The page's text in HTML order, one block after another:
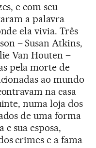
e com seu
a palavra
ela vivia. Três
– Susan Atkins,
Van Houten –
pela morte de
ao mundo
na casa
numa loja dos
de uma forma
sua esposa,
crimes e a fama